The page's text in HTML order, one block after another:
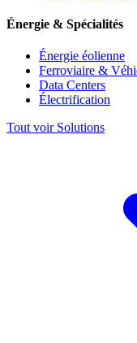
Énergie & Spécialités
Énergie éolienne
Ferroviaire &
Data Centers
Électrification
Tout voir Solutions